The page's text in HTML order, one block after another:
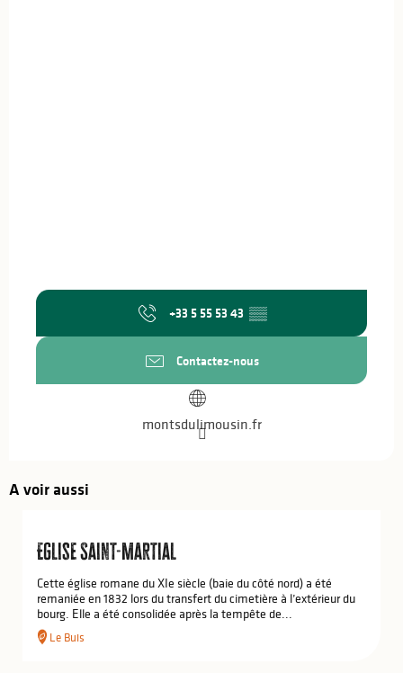
+33 5 55 53 43 ▒▒
Contactez-nous
montsdulimousin.fr
A voir aussi
Eglise Saint-Martial
Cette église romane du XIe siècle (baie du côté nord) a été
remaniée en 1832 lors du transfert du cimetière à l’extérieur du
bourg. Elle a été consolidée après la tempête de...
Le Buis